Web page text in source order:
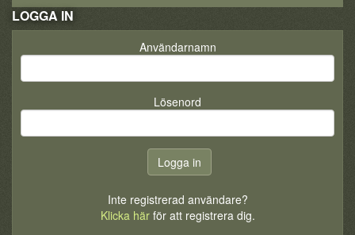
LOGGA IN
Användarnamn
Lösenord
Inte registrerad användare?
Klicka härför att registrera dig.